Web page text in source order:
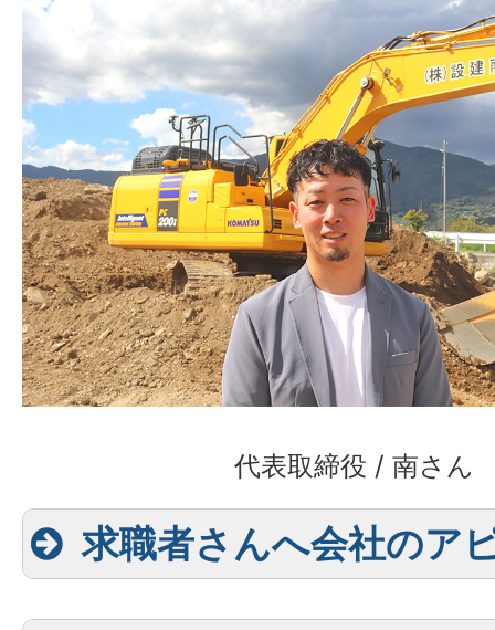
代表取締役 / 南さん
求職者さんへ会社のア